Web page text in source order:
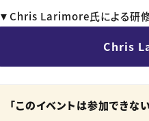
▼Chris Larimore氏による研修
Chris
「このイベントは参加できな